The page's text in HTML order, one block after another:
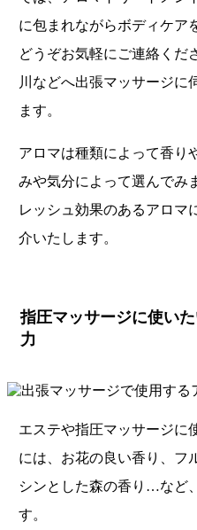
に包まれながらボディケア
どうぞお気軽にご連絡くだ
川などへ出張マッサージに
ます。
アロマは種類によって香り
みや気分によって選んでみ
レッシュ効果のあるアロマ
介いたします。
指圧マッサージに使い
力
エステや指圧マッサージに
には、お花の良い香り、フ
シンとした森の香り…など
す。